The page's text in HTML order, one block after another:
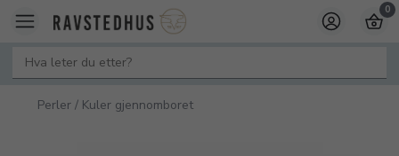
0
Perler / Kuler gjennomboret